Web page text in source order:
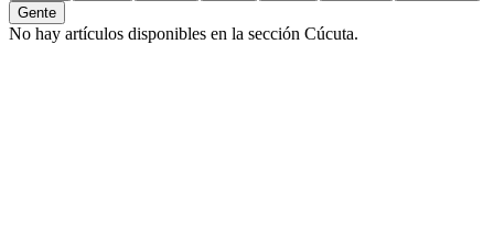
Gente
No hay artículos disponibles en la sección Cúcuta.